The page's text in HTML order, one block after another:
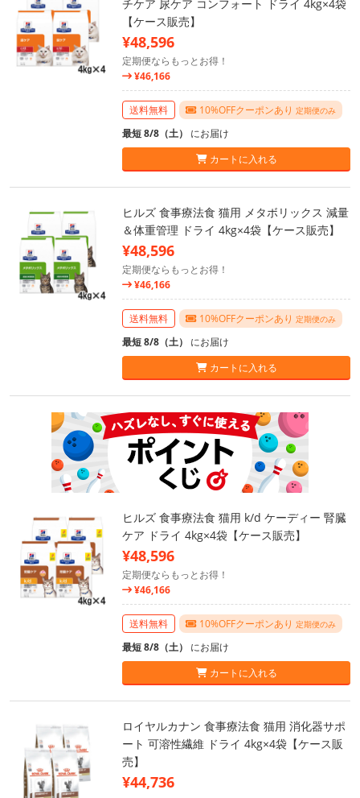
チケア 尿ケア コンフォート ドライ 4kg×4袋
【ケース販売】
¥48,596
定期便ならもっとお得！
¥46,166
送料無料 10%OFFクーポンあり 定期便のみ
最短 8/8（土） にお届け
カートに入れる
ヒルズ 食事療法食 猫用 メタボリックス 減量
＆体重管理 ドライ 4kg×4袋【ケース販売】
¥48,596
定期便ならもっとお得！
¥46,166
送料無料 10%OFFクーポンあり 定期便のみ
最短 8/8（土） にお届け
カートに入れる
ヒルズ 食事療法食 猫用 k/d ケーディー 腎臓
ケア ドライ 4kg×4袋【ケース販売】
¥48,596
定期便ならもっとお得！
¥46,166
送料無料 10%OFFクーポンあり 定期便のみ
最短 8/8（土） にお届け
カートに入れる
ロイヤルカナン 食事療法食 猫用 消化器サポ
ート 可溶性繊維 ドライ 4kg×4袋【ケース販
売】
¥44,736